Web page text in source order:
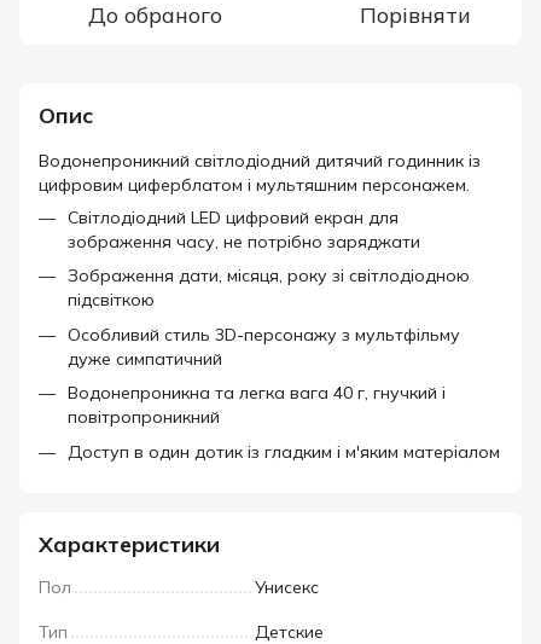
До обраного Порівняти
Опис
Водонепроникний світлодіодний дитячий годинник із
цифровим циферблатом і мультяшним персонажем.
Світлодіодний LED цифровий екран для
зображення часу, не потрібно заряджати
Зображення дати, місяця, року зі світлодіодною
підсвіткою
Особливий стиль 3D-персонажу з мультфільму
дуже симпатичний
Водонепроникна та легка вага 40 г, гнучкий і
повітропроникний
Доступ в один дотик із гладким і м'яким матеріалом
Характеристики
Пол Унисекс
Тип Детские